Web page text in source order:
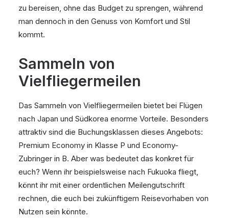
zu bereisen, ohne das Budget zu sprengen, während
man dennoch in den Genuss von Komfort und Stil
kommt.
Sammeln von
Vielfliegermeilen
Das Sammeln von Vielfliegermeilen bietet bei Flügen
nach Japan und Südkorea enorme Vorteile. Besonders
attraktiv sind die Buchungsklassen dieses Angebots:
Premium Economy in Klasse P und Economy-
Zubringer in B. Aber was bedeutet das konkret für
euch? Wenn ihr beispielsweise nach Fukuoka fliegt,
könnt ihr mit einer ordentlichen Meilengutschrift
rechnen, die euch bei zukünftigem Reisevorhaben von
Nutzen sein könnte.